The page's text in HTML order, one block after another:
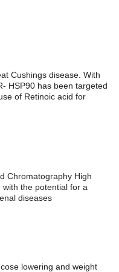
cortisol excess and
disease
presented data on new
receptors (GCR), the
He also presented clinical
Bancos show the
more common in
its use in the differential
T2D Patients In
has shown robust dose-